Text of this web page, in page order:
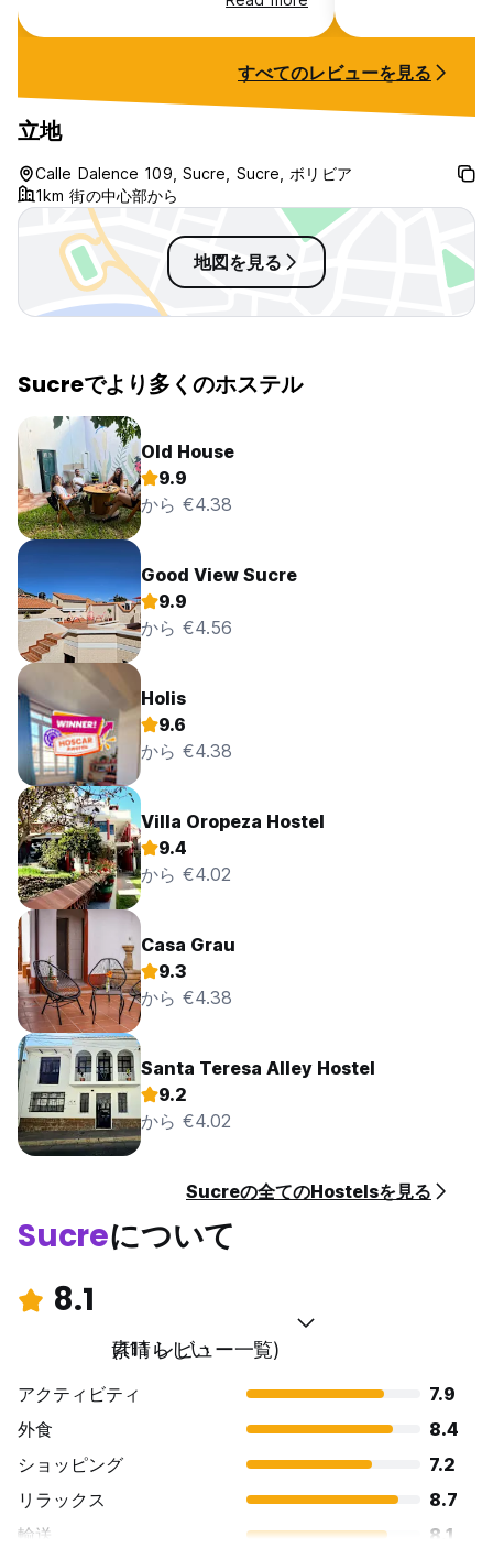
depends how
すべてのレビューを見る
立地
Calle Dalence 109, Sucre, Sucre, ボリビア
1km 街の中心部から
地図を見る
Sucreでより多くのホステル
Old House
9.9
から €4.38
Good View Sucre
9.9
から €4.56
Holis
9.6
から €4.38
Villa Oropeza Hostel
9.4
から €4.02
Casa Grau
9.3
から €4.38
Santa Teresa Alley Hostel
9.2
から €4.02
Sucreの全てのHostelsを見る
Sucreについて
8.1
素晴らしい
(111 レビュー一覧)
アクティビティ
7.9
外食
8.4
ショッピング
7.2
リラックス
8.7
輸送
8.1